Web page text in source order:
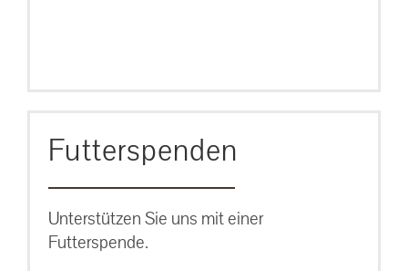
Futterspenden
Unterstützen Sie uns mit einer
Futterspende.